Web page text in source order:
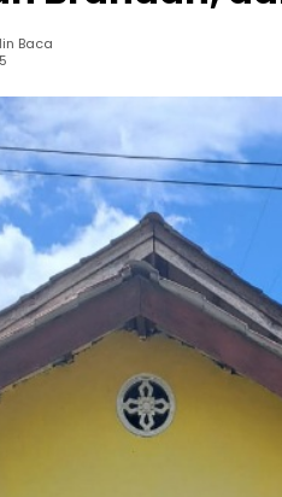
Baca